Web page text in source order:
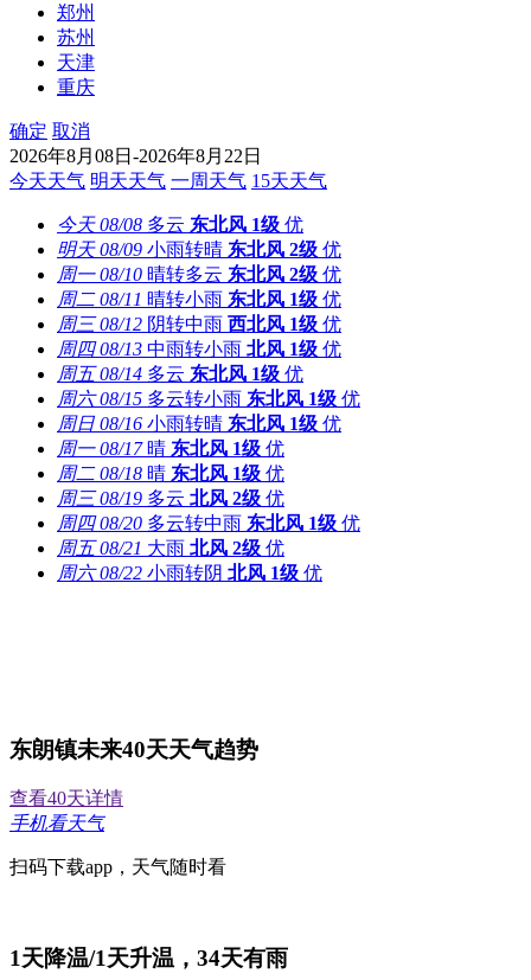
郑州
苏州
天津
重庆
确定 取消
2026年8月08日-2026年8月22日
今天天气 明天天气 一周天气 15天天气
今天 08/08 多云 东北风 1级 优
明天 08/09 小雨转晴 东北风 2级 优
周一 08/10 晴转多云 东北风 2级 优
周二 08/11 晴转小雨 东北风 1级 优
周三 08/12 阴转中雨 西北风 1级 优
周四 08/13 中雨转小雨 北风 1级 优
周五 08/14 多云 东北风 1级 优
周六 08/15 多云转小雨 东北风 1级 优
周日 08/16 小雨转晴 东北风 1级 优
周一 08/17 晴 东北风 1级 优
周二 08/18 晴 东北风 1级 优
周三 08/19 多云 北风 2级 优
周四 08/20 多云转中雨 东北风 1级 优
周五 08/21 大雨 北风 2级 优
周六 08/22 小雨转阴 北风 1级 优
东朗镇未来40天天气趋势
查看40天详情
手机看天气
扫码下载app，天气随时看
1天降温/1天升温， 34天有雨